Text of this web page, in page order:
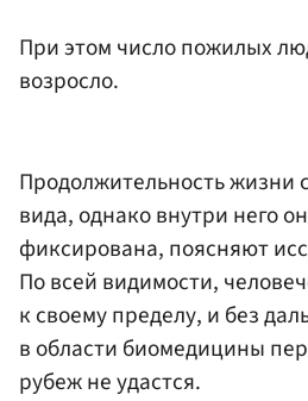
При этом число пожилых
возросло.
Продолжительность жизни
вида, однако внутри него
фиксирована, поясняют
По всей видимости,
к своему пределу, и без
в области биомедицины
рубеж не удастся.